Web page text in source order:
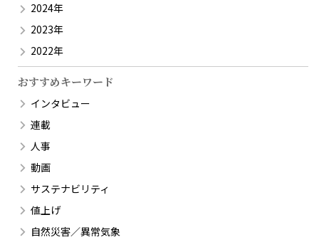
2024年
2023年
2022年
おすすめキーワード
インタビュー
連載
人事
動画
サステナビリティ
値上げ
自然災害／異常気象